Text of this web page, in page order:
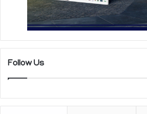
Follow Us